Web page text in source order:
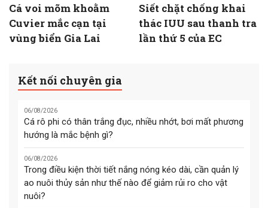
Cá voi mõm khoằm
Cuvier mắc cạn tại
vùng biển Gia Lai
Siết chặt chống khai
thác IUU sau thanh tra
lần thứ 5 của EC
Kết nối chuyên gia
06/08/2026
Cá rô phi có thân trắng đục, nhiều nhớt, bơi mất phương
hướng là mắc bệnh gì?
06/08/2026
Trong điều kiện thời tiết nắng nóng kéo dài, cần quản lý
ao nuôi thủy sản như thế nào để giảm rủi ro cho vật
nuôi?